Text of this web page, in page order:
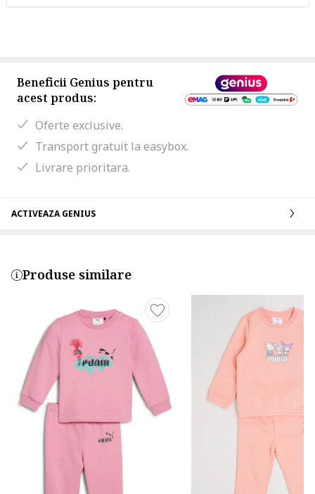
Beneficii Genius pentru
acest produs:
Oferte exclusive.
Transport gratuit la easybox.
Livrare prioritara.
ACTIVEAZA GENIUS
Produse similare